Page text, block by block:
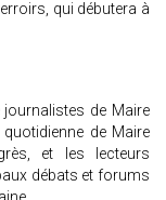
qui débutera à
de Maire
de Maire
et les lecteurs
débats et forums